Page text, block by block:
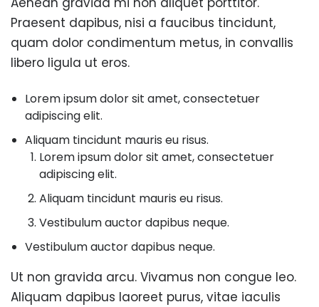
Praesent dapibus, nisi a faucibus tincidunt,
quam dolor condimentum metus, in convallis
libero ligula ut eros.
Lorem ipsum dolor sit amet, consectetuer
adipiscing elit.
Aliquam tincidunt mauris eu risus.
Lorem ipsum dolor sit amet, consectetuer
adipiscing elit.
Aliquam tincidunt mauris eu risus.
Vestibulum auctor dapibus neque.
Vestibulum auctor dapibus neque.
Ut non gravida arcu. Vivamus non congue leo.
Aliquam dapibus laoreet purus, vitae iaculis